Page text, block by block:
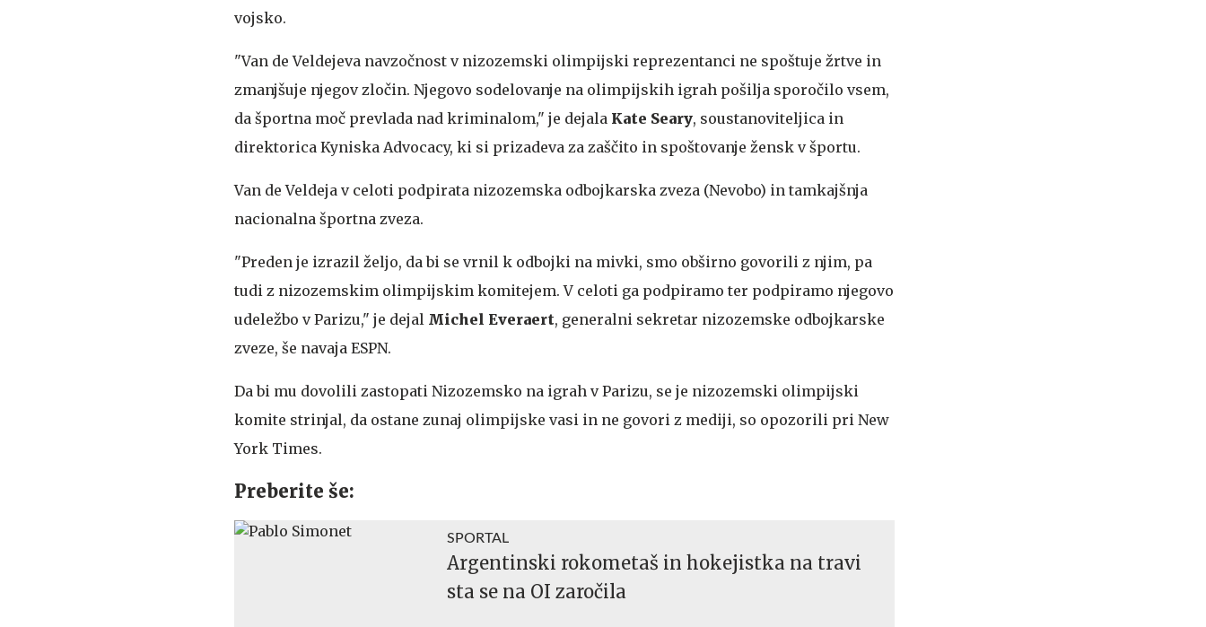
vojsko.
"Van de Veldejeva navzočnost v nizozemski olimpijski reprezentanci ne spoštuje žrtve in
zmanjšuje njegov zločin. Njegovo sodelovanje na olimpijskih igrah pošilja sporočilo vsem,
da športna moč prevlada nad kriminalom," je dejala Kate Seary, soustanoviteljica in
direktorica Kyniska Advocacy, ki si prizadeva za zaščito in spoštovanje žensk v športu.
Van de Veldeja v celoti podpirata nizozemska odbojkarska zveza (Nevobo) in tamkajšnja
nacionalna športna zveza.
"Preden je izrazil željo, da bi se vrnil k odbojki na mivki, smo obširno govorili z njim, pa
tudi z nizozemskim olimpijskim komitejem. V celoti ga podpiramo ter podpiramo njegovo
udeležbo v Parizu," je dejal Michel Everaert, generalni sekretar nizozemske odbojkarske
zveze, še navaja ESPN.
Da bi mu dovolili zastopati Nizozemsko na igrah v Parizu, se je nizozemski olimpijski
komite strinjal, da ostane zunaj olimpijske vasi in ne govori z mediji, so opozorili pri New
York Times.
Preberite še:
SPORTAL
Argentinski rokometaš in hokejistka na travi
sta se na OI zaročila